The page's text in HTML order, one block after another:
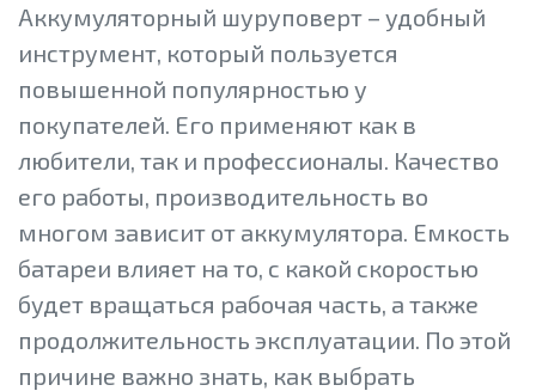
Аккумуляторный шуруповерт – удобный
инструмент, который пользуется
повышенной популярностью у
покупателей. Его применяют как в
любители, так и профессионалы. Качество
его работы, производительность во
многом зависит от аккумулятора. Емкость
батареи влияет на то, с какой скоростью
будет вращаться рабочая часть, а также
продолжительность эксплуатации. По этой
причине важно знать, как выбрать